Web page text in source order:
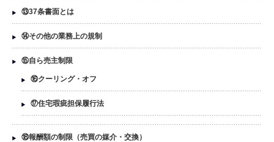
⑬37条書面とは
⑭その他の業務上の規制
⑮自ら売主制限
⑯クーリング・オフ
⑰住宅瑕疵担保履行法
⑱報酬額の制限（売買の媒介・交換）